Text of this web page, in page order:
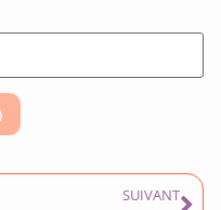
SUIVANT